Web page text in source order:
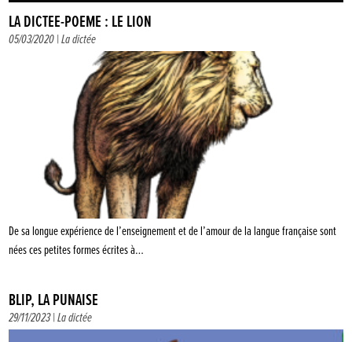
LA DICTÉE-POÈME : LE LION
05/03/2020 |La dictée
De sa longue expérience de l’enseignement et de l’amour de la langue française sont
nées ces petites formes écrites à…
BLIP, LA PUNAISE
29/11/2023 |La dictée